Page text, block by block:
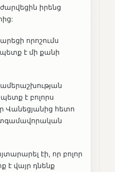
իրենց
որոշումս
է մի քանի
է բոլորս
Վանեցյանից հետո
էի, որ բոլոր
է վայր դնենք